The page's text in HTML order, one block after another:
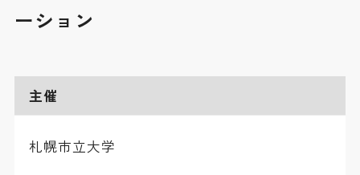
ーション
主催
札幌市立大学